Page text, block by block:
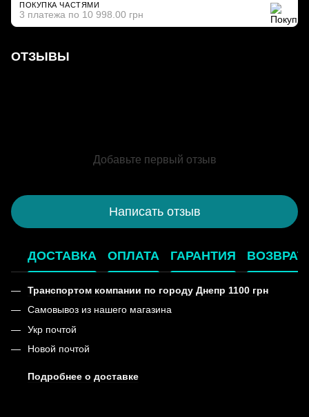
ПОКУПКА ЧАСТЯМИ
3 платежа по 10 998.00 грн
ОТЗЫВЫ
Добавьте первый отзыв
Написать отзыв
ДОСТАВКА ОПЛАТА ГАРАНТИЯ ВОЗВРАТ
Транспортом компании по городу Днепр 1100 грн
Самовывоз из нашего магазина
Укр почтой
Новой почтой
Подробнее о доставке